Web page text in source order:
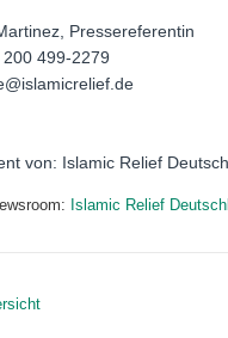
Pressereferentin
499-2279
von: Islamic Relief
Islamic Relief